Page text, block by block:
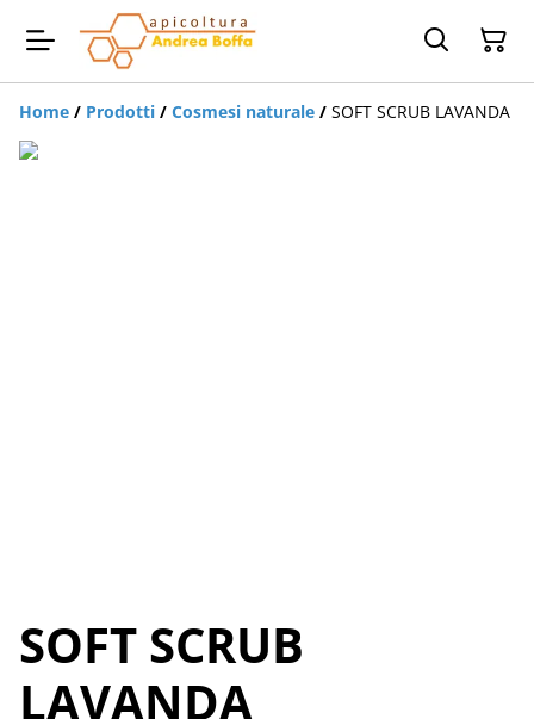
Home / Prodotti / Cosmesi naturale / SOFT SCRUB LAVANDA
SOFT SCRUB
LAVANDA